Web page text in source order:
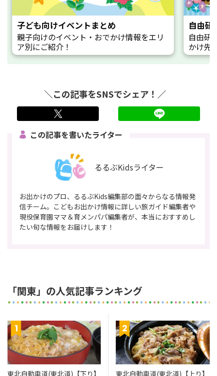
子ども向けイベントまとめ
親子向けのイベント・おでかけ情報をエリ
ア別にご紹介！
自由研
自由研
かけ先
＼この記事をSNSでシェア！／
この記事を書いたライター
るるぶKidsライター
お出かけのプロ、るるぶKids編集部の面々からなる情報発
信チーム。こどもお出かけ情報に詳しい旅ガイド編集者や
現役保育園ママ＆育メンパパ編集者が、本当におすすめし
たい旬な情報をお届けします！
「関東」の人気記事ランキング
東北自動車道(東北道)【下り】 東北自動車道(東北道)【上り】